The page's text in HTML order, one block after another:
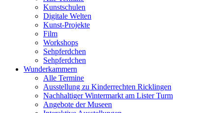
Kunstschulen
Digitale Welten
Kunst-Projekte
Film
Workshops
Sehpferdchen
Sehpferdchen
Wunderkammern
Alle Termine
Ausstellung zu Kinderrechten Ricklingen
Nachhaltiger Wintermarkt am Lister Turm
Angebote der Museen